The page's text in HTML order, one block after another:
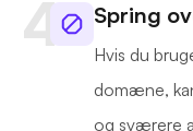
Spring
Hvis du
domæne,
og sværere